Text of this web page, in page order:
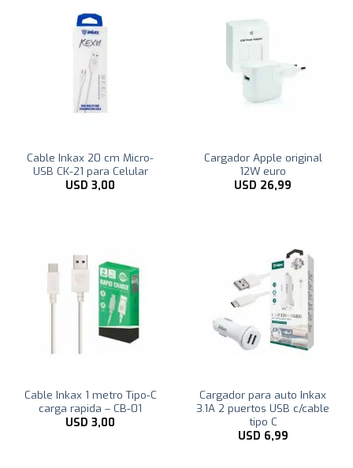
Cable Inkax 20 cm Micro-
USB CK-21 para Celular
USD 3,00
Cargador Apple original
12W euro
USD 26,99
Cable Inkax 1 metro Tipo-C
carga rapida – CB-01
USD 3,00
Cargador para auto Inkax
3.1A 2 puertos USB c/cable
tipo C
USD 6,99